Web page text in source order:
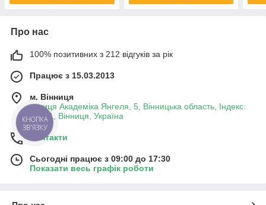
Про нас
100% позитивних з 212 відгуків за рік
Працює з 15.03.2013
м. Вінниця
вулиця Академіка Янгеля, 5, Вінницька область, Індекс:
21001, Вінниця, Україна
Контакти
Сьогодні працює з 09:00 до 17:30
Показати весь графік роботи
КНОПКА
ЗВ'ЯЗКУ